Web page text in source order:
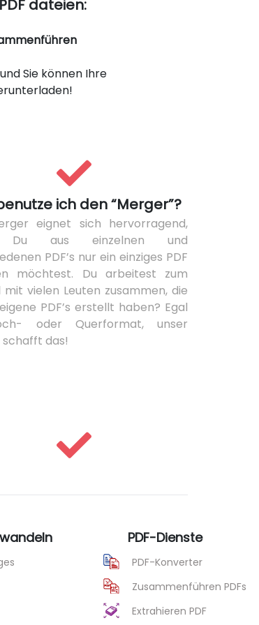
dateien:
und Sie können Ihre
ich den “Merger”?
eignet sich hervorragend,
Du aus einzelnen und
PDF’s nur ein einziges PDF
möchtest. Du arbeitest zum
mit vielen Leuten zusammen, die
PDF’s erstellt haben? Egal
oder Querformat, unser
das!
PDF-Dienste
PDF-Konverter
Zusammenführen PDFs
Extrahieren PDF